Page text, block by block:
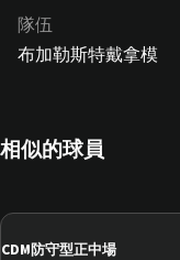
隊伍
布加勒斯特戴拿模
相似的球員
CDM 防守型正中場